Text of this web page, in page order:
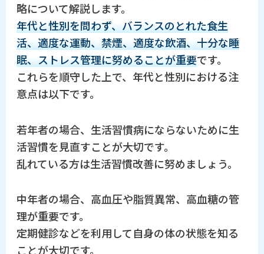
略について解説します。
年代と性別を問わず、バランスのとれた食生
活、適度な運動、禁煙、適度な飲酒、十分な睡
眠、ストレス管理に努めることが重要です。
これらを順守した上で、年代と性別における注
意点は以下です。
若年者の場合、生活習慣病にならないために生
活習慣を見直すことが大切です。
乱れている方は生活習慣改善に努めましょう。
中年者の場合、高血圧や脂質異常、高血糖の管
理が重要です。
定期健診などを利用して自身の体の状態を知る
ことが大切です。